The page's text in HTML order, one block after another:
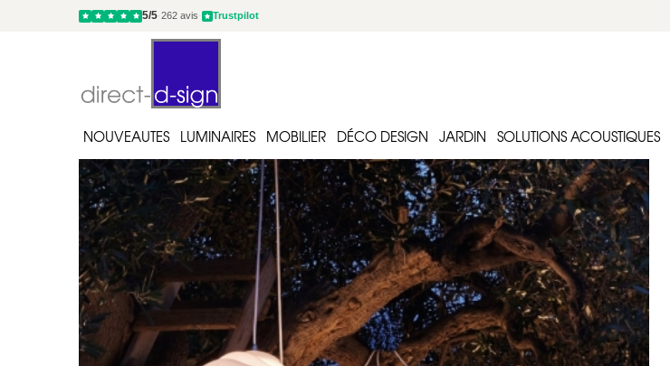
5/5·262 avis· Trustpilot
NOUVEAUTES LUMINAIRES MOBILIER DÉCO DESIGN JARDIN SOLUTIONS ACOUSTIQUES